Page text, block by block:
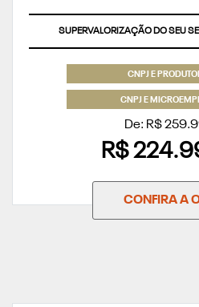
SUPERVALORIZAÇÃO DO SEU
CNPJ E
CNPJ E
De: R$
R$
CONFIRA A